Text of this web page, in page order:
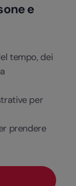
e
tempo, dei
per
prendere